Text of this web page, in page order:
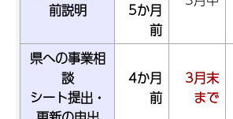
前説明
5か月
前
県への事業相
談
シート提出・
4か月
前
3月末
まで